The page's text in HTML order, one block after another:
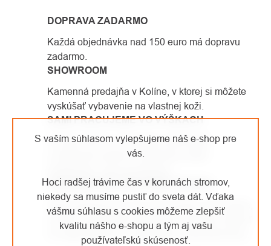
S vaším súhlasom vylepšujeme náš e-shop pre
vás.
Hoci radšej trávime čas v korunách stromov,
niekedy sa musíme pustiť do sveta dát. Vďaka
vášmu súhlasu s cookies môžeme zlepšiť
kvalitu nášho e-shopu a tým aj vašu
používateľskú skúsenosť.
VÝPISU
DOPRAVA ZADARMO
Každá objednávka nad 150 euro má dopravu
zadarmo.
SHOWROOM
Kamenná predajňa v Kolíne, v ktorej si môžete
vyskúšať vybavenie na vlastnej koži.
SAMI PRACUJEME VO VÝŠKACH
Od roku 2007 sa venujeme arboristike
a výškovým prácam. Vybavenie, ktoré
JEDNODUCHÉ VRÁTENIE TOVARU
Vaša spokojnosť je pre nás prioritou číslo jedna,
a preto sa prípadné reklamácie snažíme vybaviť
čo najrýchlejšie as maximálnou starostlivosťou.